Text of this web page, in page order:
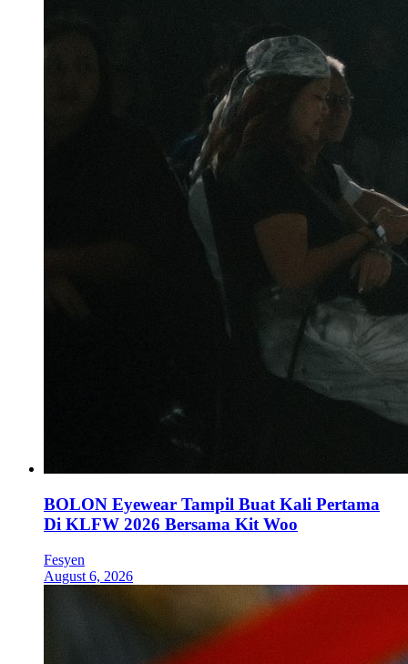
BOLON Eyewear Tampil Buat Kali Pertama
Di KLFW 2026 Bersama Kit Woo
Fesyen
August 6, 2026